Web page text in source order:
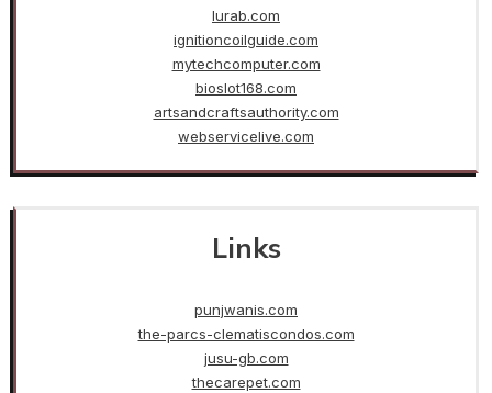
lurab.com
ignitioncoilguide.com
mytechcomputer.com
bioslot168.com
artsandcraftsauthority.com
webservicelive.com
Links
punjwanis.com
the-parcs-clematiscondos.com
jusu-gb.com
thecarepet.com